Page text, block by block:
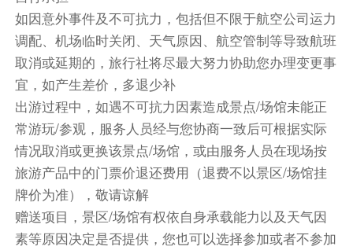
餐饮
早餐：自理
中餐：自理
晚餐：自理
住宿
维也纳参议员酒店 或 维也纳波塞奥地利时尚酒店 或
奥地利潮流酒店-维也纳多比奥 或 维也纳雷纳斯酒店
或 维也纳美泉宫希尔顿逸林酒店及度假村 或 维也纳
凯艺酒店
第9天
酒店内
【美泉宫】入内（游览不少于1小时）,（含大圈尊
如因意外事件及不可抗力，包括但不限于航空公司运力
调配、机场临时关闭、天气原因、航空管制等导致航班
取消或延期的，旅行社将尽最大努力协助您办理变更事
宜，如产生差价，多退少补
出游过程中，如遇不可抗力因素造成景点/场馆未能正
常游玩/参观，服务人员经与您协商一致后可根据实际
情况取消或更换该景点/场馆，或由服务人员在现场按
旅游产品中的门票价退还费用（退费不以景区/场馆挂
牌价为准），敬请谅解
赠送项目，景区/场馆有权依自身承载能力以及天气因
素等原因决定是否提供，您也可以选择参加或者不参加